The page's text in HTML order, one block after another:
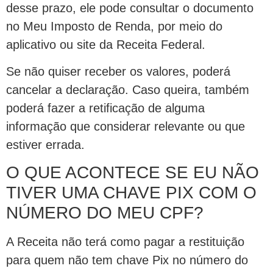
desse prazo, ele pode consultar o documento
no Meu Imposto de Renda, por meio do
aplicativo ou site da Receita Federal.
Se não quiser receber os valores, poderá
cancelar a declaração. Caso queira, também
poderá fazer a retificação de alguma
informação que considerar relevante ou que
estiver errada.
O QUE ACONTECE SE EU NÃO
TIVER UMA CHAVE PIX COM O
NÚMERO DO MEU CPF?
A Receita não terá como pagar a restituição
para quem não tem chave Pix no número do